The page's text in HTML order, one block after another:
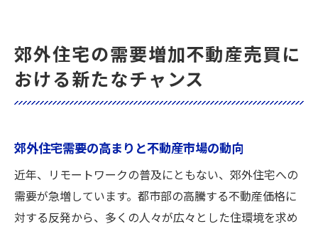
トレンドを活かした不動産売買のための準
備
不動産売買で差をつけるための最新トレン
郊外住宅の需要増加不動産売買に
おける新たなチャンス
郊外住宅需要の高まりと不動産市場の動向
近年、リモートワークの普及にともない、郊外住宅への
需要が急増しています。都市部の高騰する不動産価格に
対する反発から、多くの人々が広々とした住環境を求め